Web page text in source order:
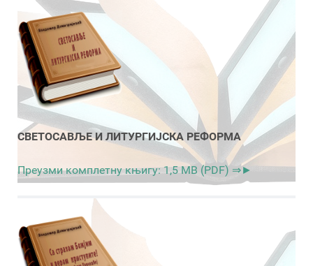
СВЕТОСАВЉЕ И ЛИТУРГИЈСКА РЕФОРМА
Преузми комплетну књигу: 1,5 MB (PDF) ⇒►